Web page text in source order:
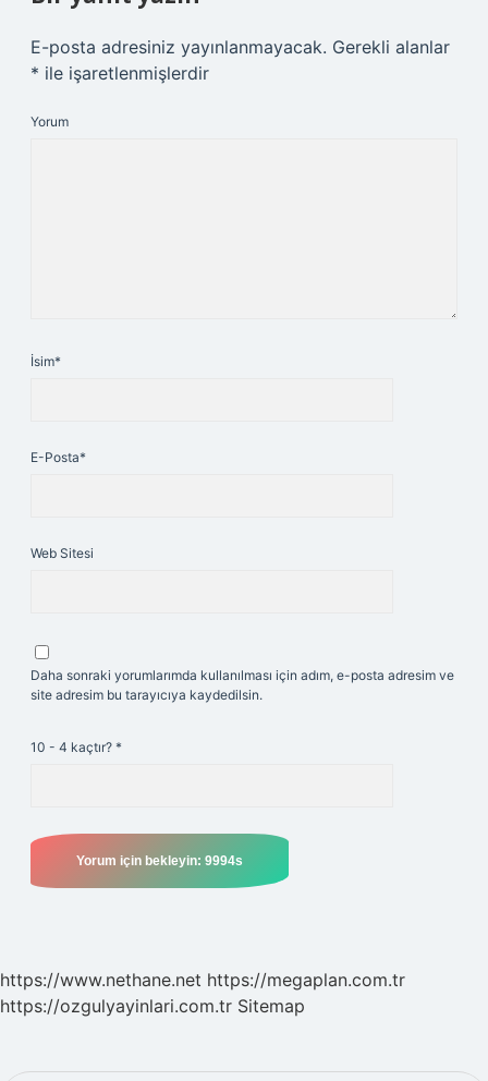
E-posta adresiniz yayınlanmayacak. Gerekli alanlar
* ile işaretlenmişlerdir
Yorum
İsim*
E-Posta*
Web Sitesi
Daha sonraki yorumlarımda kullanılması için adım, e-posta adresim ve
site adresim bu tarayıcıya kaydedilsin.
10 - 4 kaçtır? *
https://www.nethane.net https://megaplan.com.tr
https://ozgulyayinlari.com.tr Sitemap